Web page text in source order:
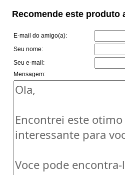
Recomende este produto
E-mail do amigo(a):
Seu nome:
Seu e-mail:
Mensagem: